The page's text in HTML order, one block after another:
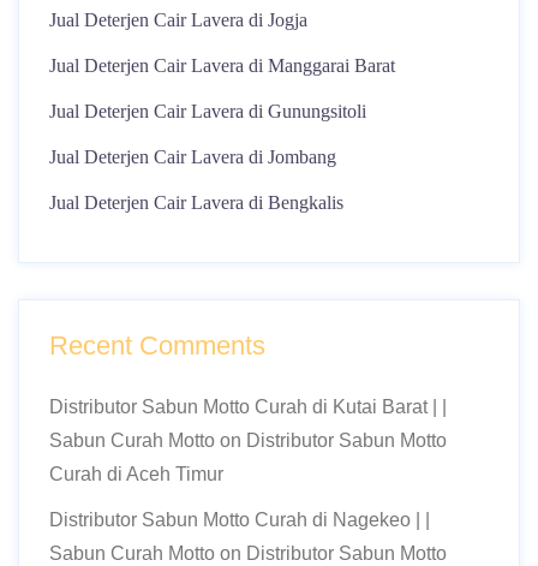
Jual Deterjen Cair Lavera di Jogja
Jual Deterjen Cair Lavera di Manggarai Barat
Jual Deterjen Cair Lavera di Gunungsitoli
Jual Deterjen Cair Lavera di Jombang
Jual Deterjen Cair Lavera di Bengkalis
Recent Comments
Distributor Sabun Motto Curah di Kutai Barat | |
Sabun Curah Motto on Distributor Sabun Motto
Curah di Aceh Timur
Distributor Sabun Motto Curah di Nagekeo | |
Sabun Curah Motto on Distributor Sabun Motto